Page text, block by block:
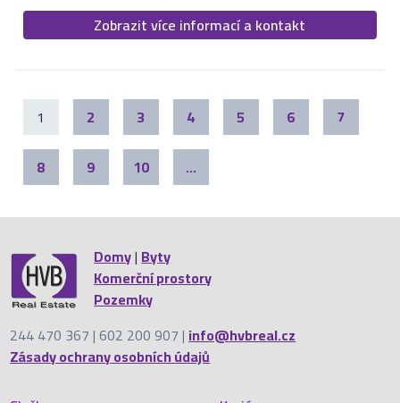
Zobrazit více informací a kontakt
1 2 3 4 5 6
7
8
9 10 ...
Domy|Byty
Komerční prostory
Pozemky
244 470 367 | 602 200 907 |info@hvbreal.cz
Zásady ochrany osobních údajů